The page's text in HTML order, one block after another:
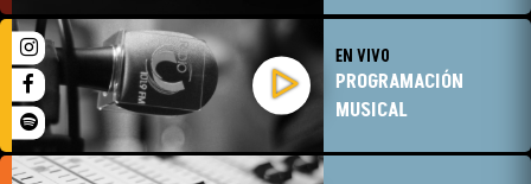
EN VIVO
PROGRAMACIÓN
MUSICAL